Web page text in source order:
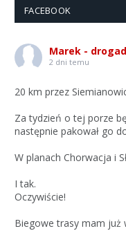
FACEBOOK
Marek -
2 dni temu
20 km przez
Za tydzień o tej porze
następnie pakował go
W planach Chorwacja i
I tak.
Oczywiście!
Biegowe trasy mam już